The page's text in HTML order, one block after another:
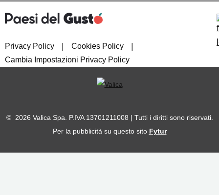
Privacy Policy Cookies Policy
Cambia Impostazioni Privacy Policy
© 2026 Valica Spa. P.IVA 13701211008 | Tutti i diritti sono riservati.
Per la pubblicità su questo sito Fytur